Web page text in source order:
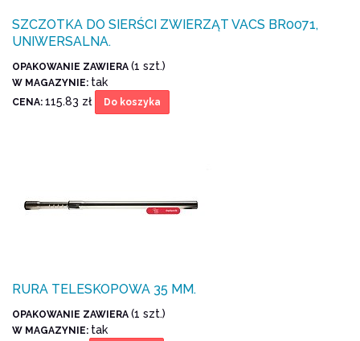
SZCZOTKA DO SIERŚCI ZWIERZĄT VACS BR0071,
UNIWERSALNA.
OPAKOWANIE ZAWIERA (1 szt.)
W MAGAZYNIE: tak
CENA: 115.83 zł Do koszyka
RURA TELESKOPOWA 35 MM.
OPAKOWANIE ZAWIERA (1 szt.)
W MAGAZYNIE: tak